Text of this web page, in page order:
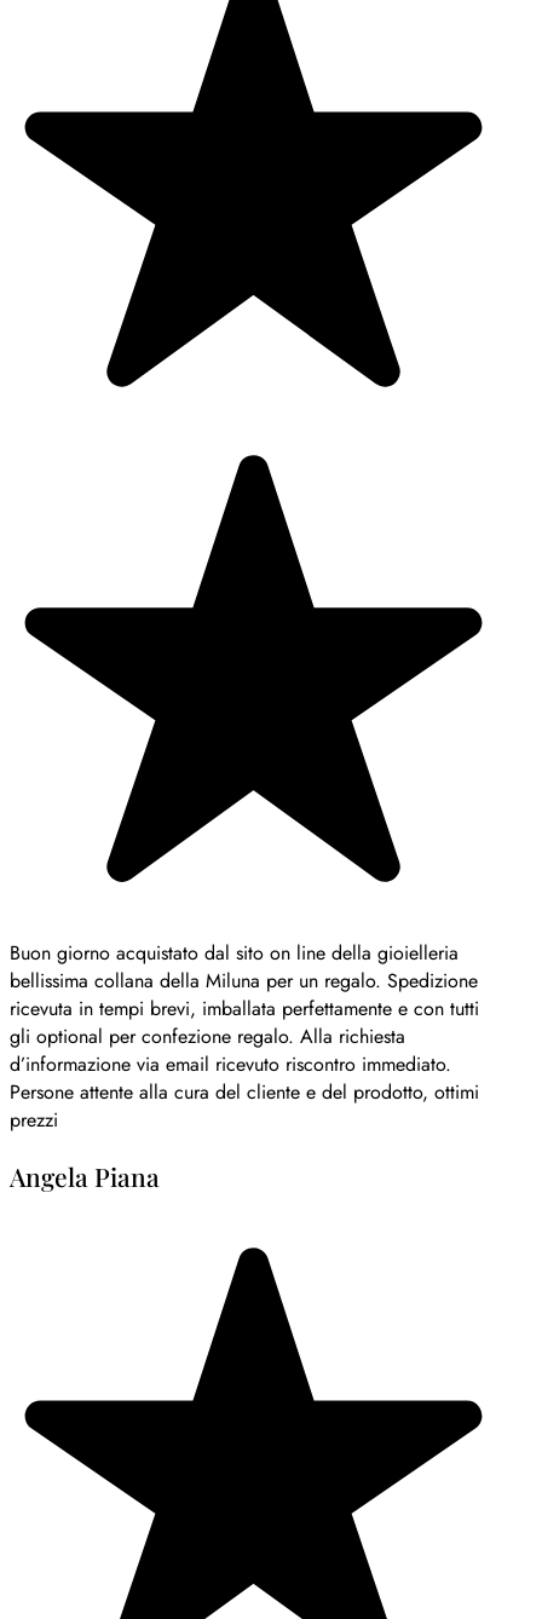
Buon giorno acquistato dal sito on line della gioielleria
bellissima collana della Miluna per un regalo. Spedizione
ricevuta in tempi brevi, imballata perfettamente e con tutti
gli optional per confezione regalo. Alla richiesta
d’informazione via email ricevuto riscontro immediato.
Persone attente alla cura del cliente e del prodotto, ottimi
prezzi
Angela Piana